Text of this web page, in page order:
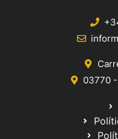
03770